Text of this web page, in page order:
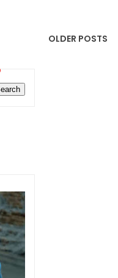
OLDER POSTS